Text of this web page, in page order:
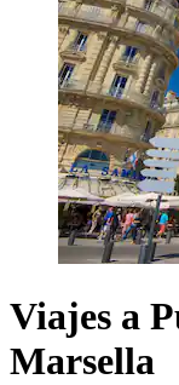
Viajes a
Marsella